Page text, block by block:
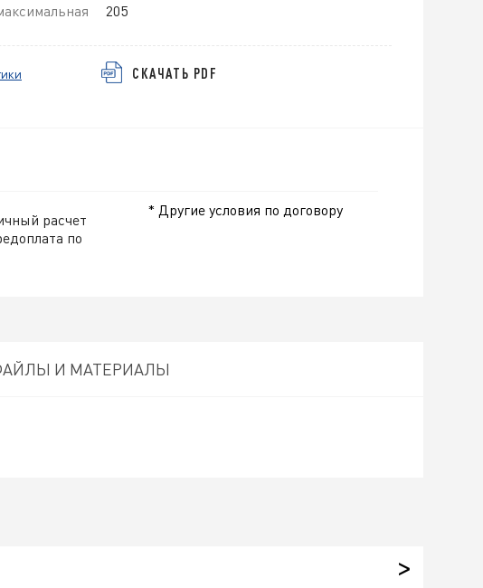
205
СКАЧАТЬ PDF
расчет
по
* Другие условия по договору
И МАТЕРИАЛЫ